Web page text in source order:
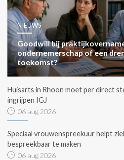
NIEUWS
Goodwill bij
ondernemerschap of een
toekomst?
Huisarts in Rhoon moet per direct
ingrijpen IGJ
06 aug 2026
Speciaal vrouwenspreekuur helpt
bespreekbaar te maken
06 aug 2026